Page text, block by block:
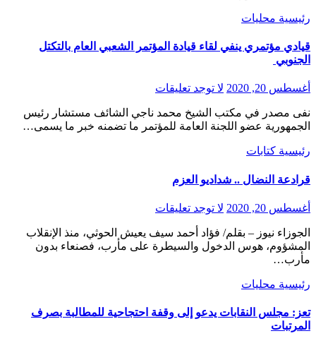
رئيسية محليات
قيادي مؤتمري ينفي لقاء قيادة المؤتمر الشعبي العام بالتكتل
الجنوبي
أغسطس 20, 2020 لا توجد تعليقات
نفى مصدر في مكتب الشيخ محمد ناجي الشائف مستشار رئيس
الجمهورية عضو اللجنة العامة للمؤتمر ما تضمنه خبر ما يسمى…
رئيسية كتابات
قرادعة النضال .. شداديو العزم
أغسطس 20, 2020 لا توجد تعليقات
المشؤوم، هوس الدخول والسيطرة على مأرب، فصنعاء بدون
مأرب…
رئيسية محليات
تعز: مجلس النقابات يدعو إلى وقفة احتجاحية للمطالبة بصرف
المرتبات